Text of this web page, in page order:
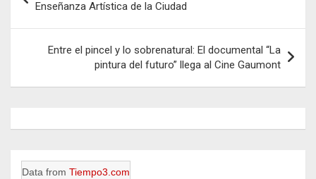
entradas
Enseñanza Artística de la Ciudad
Entre el pincel y lo sobrenatural: El documental “La
pintura del futuro” llega al Cine Gaumont
Data from Tiempo3.com